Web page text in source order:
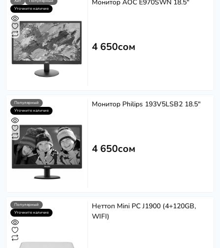
Уточните наличие
Монитор AOC E970SWN 18.5"
4 650сом
Популярный
Уточните наличие
Монитор Philips 193V5LSB2 18.5"
4 650сом
Популярный
Уточните наличие
Неттоп Mini PC J1900 (4+120GB,
WIFI)